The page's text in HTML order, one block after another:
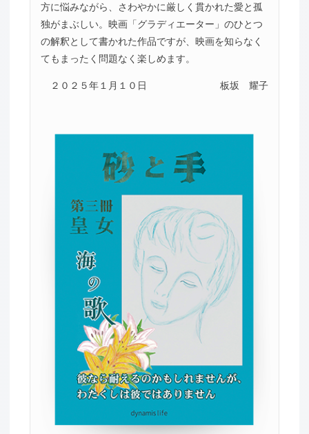
方に悩みながら、さわやかに厳しく貫かれた愛と孤
独がまぶしい。映画「グラディエーター」のひとつ
の解釈として書かれた作品ですが、映画を知らなく
てもまったく問題なく楽しめます。
２０２５年１月１０日 板坂 耀子